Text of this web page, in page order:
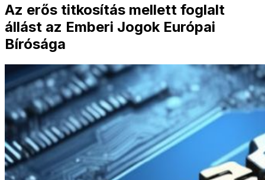
Az erős titkosítás mellett foglalt
állást az Emberi Jogok Európai
Bírósága